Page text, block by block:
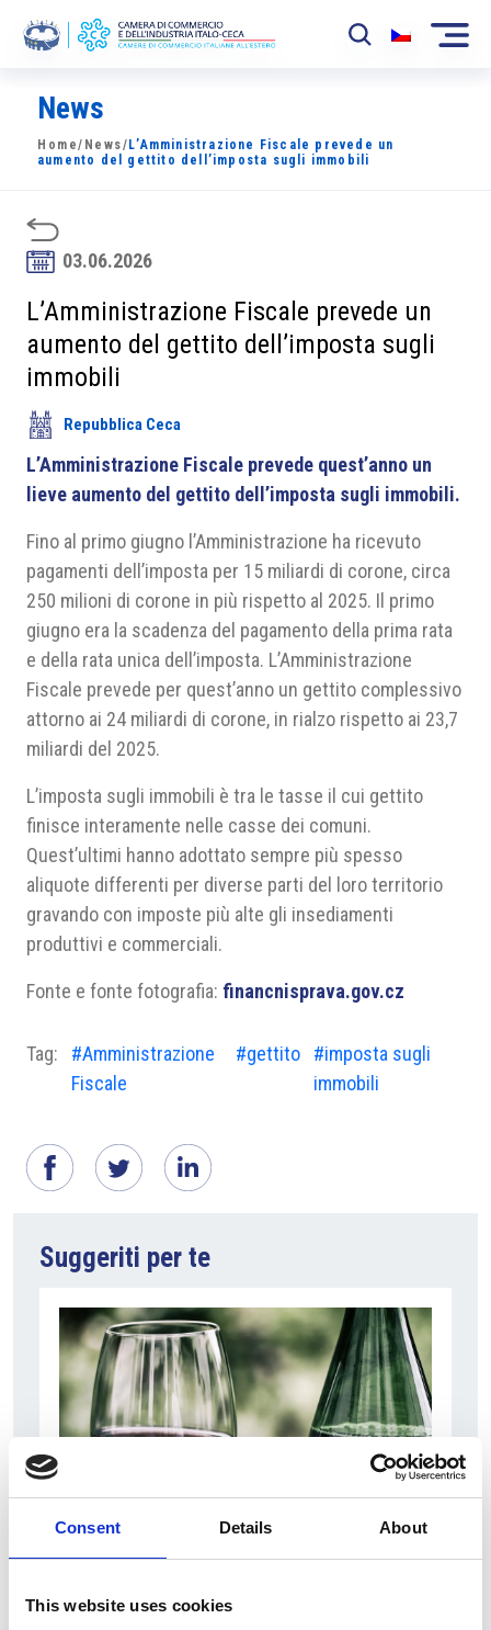
Consent Details About
This website uses cookies
La Camera
News
Sviluppo Mercato
Soci
Partner
Area riservata
News
Home/ News/ L’Amministrazione Fiscale prevede un
aumento del gettito dell’imposta sugli immobili
03.06.2026
L’Amministrazione Fiscale prevede un
aumento del gettito dell’imposta sugli
immobili
Repubblica Ceca
L’Amministrazione Fiscale prevede quest’anno un
lieve aumento del gettito dell’imposta sugli immobili.
Fino al primo giugno l’Amministrazione ha ricevuto
pagamenti dell’imposta per 15 miliardi di corone, circa
250 milioni di corone in più rispetto al 2025. Il primo
giugno era la scadenza del pagamento della prima rata
e della rata unica dell’imposta. L’Amministrazione
Fiscale prevede per quest’anno un gettito complessivo
attorno ai 24 miliardi di corone, in rialzo rispetto ai 23,7
miliardi del 2025.
L’imposta sugli immobili è tra le tasse il cui gettito
finisce interamente nelle casse dei comuni.
Quest’ultimi hanno adottato sempre più spesso
aliquote differenti per diverse parti del loro territorio
gravando con imposte più alte gli insediamenti
produttivi e commerciali.
Fonte e fonte fotografia: financnisprava.gov.cz
Tag:
#Amministrazione
Fiscale
#gettito
#imposta sugli
immobili
Suggeriti per te
10 Agosto 2026
Italia